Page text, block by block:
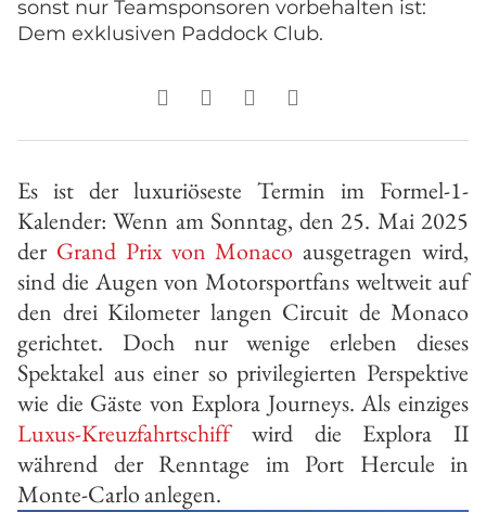
sonst nur Teamsponsoren vorbehalten ist:
Dem exklusiven Paddock Club.
Es ist der luxuriöseste Termin im Formel-1-
Kalender: Wenn am Sonntag, den 25. Mai 2025
der Grand Prix von Monaco ausgetragen wird,
sind die Augen von Motorsportfans weltweit auf
den drei Kilometer langen Circuit de Monaco
gerichtet. Doch nur wenige erleben dieses
Spektakel aus einer so privilegierten Perspektive
wie die Gäste von Explora Journeys. Als einziges
Luxus-Kreuzfahrtschiffwird die Explora II
während der Renntage im Port Hercule in
Monte-Carlo anlegen.